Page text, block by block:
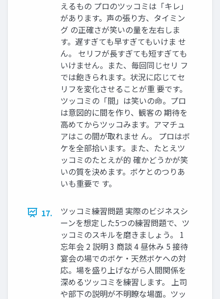
えるもの プロのツッコミは「キレ」
があります。声の張り方、タイミン
グ の正確さが笑いの量を左右しま
す。遅すぎても早すぎてもいけま せ
ん。 セリフが長すぎても短すぎても
いけません。また、毎回同じセリ フ
では飽きられます。状況に応じてセ
リフを変化させることが重 要です。
ツッコミの「間」は笑いの命。プロ
は意図的に間を作り、観客の 期待を
高めてからツッコみます。アマチュ
アはこの間が取れませ ん。 プロはボ
ケを全部拾います。また、たとえツ
ッコミのたとえが的 確かどうかが笑
いの質を決めます。ボケとのつりあ
いも重要で す。
17.
ツッコミ練習問題 実際のビジネスシ
ーンを想定した5つの練習問題で、ツ
ッコミのスキルを磨きましょう。 1
忘年会 2 説明 3 商談 4 昼休み 5 接待
宴会の場でのボケ・天然ボケへの対
応。場を盛り上げながら人間関係を
深めるツッコミを練習します。 上司
や部下の説明が不明瞭な場面。ツッ